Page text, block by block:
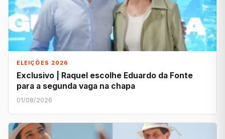
ELEIÇÕES 2026
Exclusivo | Raquel escolhe Eduardo da Fonte
para a segunda vaga na chapa
01/08/2026